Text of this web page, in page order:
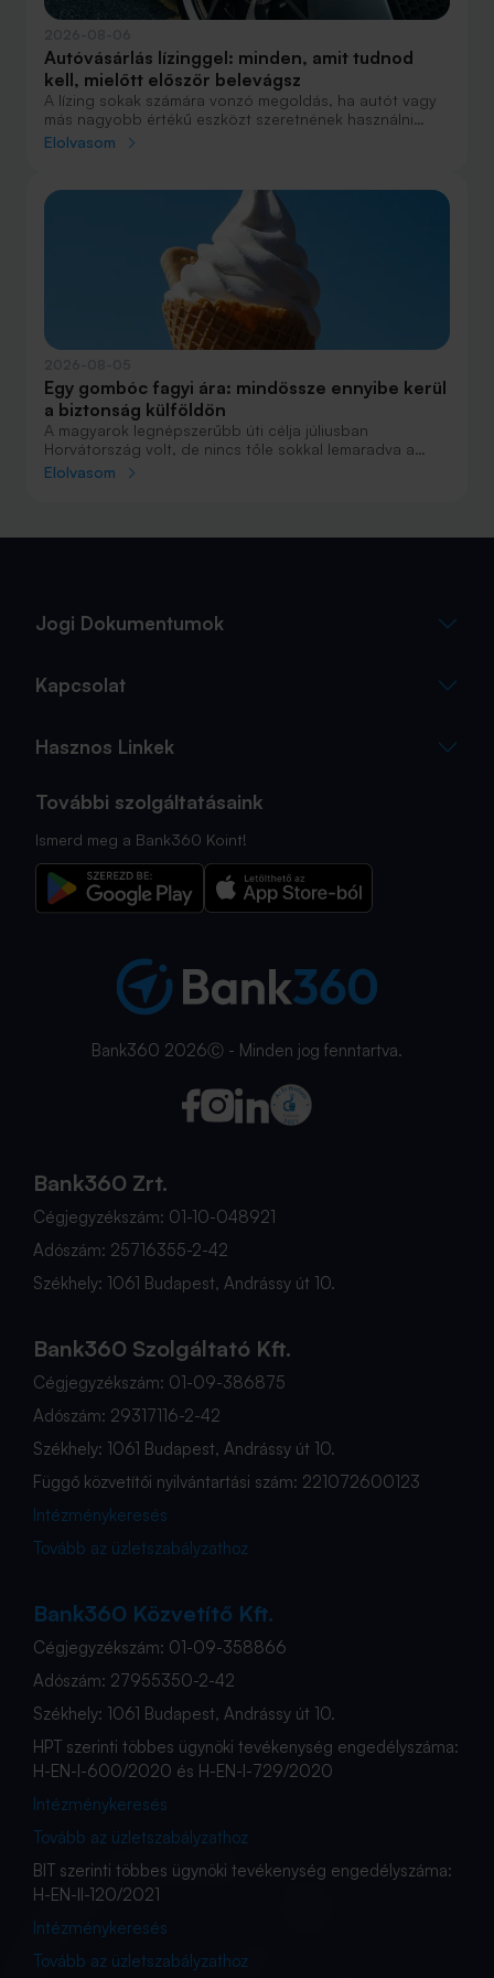
Autóvásárlás lízinggel: minden, amit tudnod
kell, mielőtt először belevágsz
A lízing sokak számára vonzó megoldás, ha autót vagy
más nagyobb értékű eszközt szeretnének használni
anélkül, hogy azt egy összegben ki kellene fizetniük.
fogalmak közül, amelyekkel biztosan találkozol.
Elolvasom
Egy gombóc fagyi ára: mindössze ennyibe kerül
a biztonság külföldön
A magyarok legnépszerűbb úti célja júliusban
Horvátország volt, de nincs tőle sokkal lemaradva a
júniust megnyerő Olaszország sem. A tengerparti
Elolvasom
Jogi Dokumentumok
Kapcsolat
Hasznos Linkek
További szolgáltatásaink
Ismerd meg a Bank360 Koint!
Bank360 2026Ⓒ - Minden jog fenntartva.
Bank360 Zrt.
Cégjegyzékszám: 01-10-048921
Adószám: 25716355-2-42
Székhely: 1061 Budapest, Andrássy út 10.
Bank360 Szolgáltató Kft.
Cégjegyzékszám: 01-09-386875
Adószám: 29317116-2-42
Székhely: 1061 Budapest, Andrássy út 10.
Függő közvetítői nyilvántartási szám: 221072600123
Intézménykeresés
Tovább az üzletszabályzathoz
Bank360 Közvetítő Kft.
Cégjegyzékszám: 01-09-358866
Adószám: 27955350-2-42
Székhely: 1061 Budapest, Andrássy út 10.
HPT szerinti többes ügynöki tevékenység engedélyszáma:
H-EN-I-600/2020 és H-EN-I-729/2020
Intézménykeresés
Tovább az üzletszabályzathoz
BIT szerinti többes ügynöki tevékenység engedélyszáma:
H-EN-II-120/2021
Intézménykeresés
Tovább az üzletszabályzathoz